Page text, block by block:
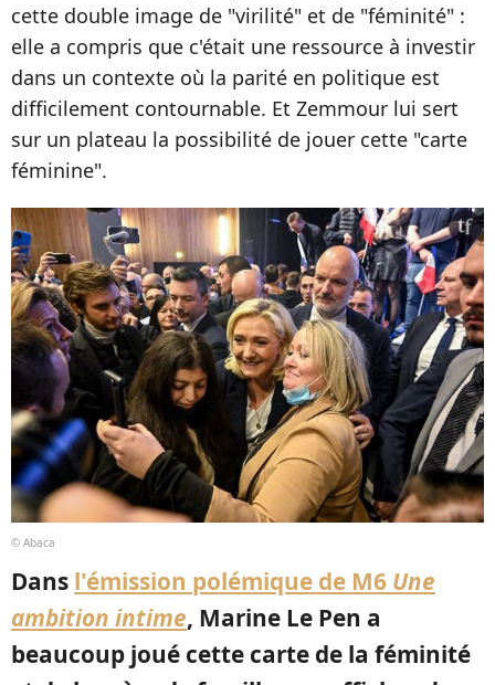
cette double image de "virilité" et de "féminité" :
elle a compris que c'était une ressource à investir
dans un contexte où la parité en politique est
difficilement contournable. Et Zemmour lui sert
sur un plateau la possibilité de jouer cette "carte
féminine".
© Abaca
Dans l'émission polémique de M6 Une
ambition intime, Marine Le Pen a
beaucoup joué cette carte de la féminité